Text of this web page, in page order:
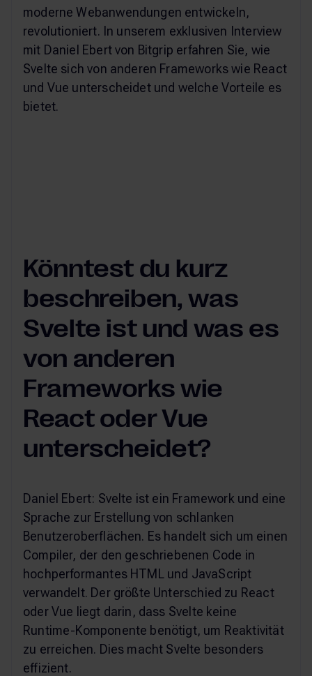
moderne Webanwendungen entwickeln,
revolutioniert. In unserem exklusiven Interview
mit Daniel Ebert von Bitgrip erfahren Sie, wie
Svelte sich von anderen Frameworks wie React
und Vue unterscheidet und welche Vorteile es
bietet.
Könntest du kurz
beschreiben, was
Svelte ist und was es
von anderen
Frameworks wie
React oder Vue
unterscheidet?
Daniel Ebert: Svelte ist ein Framework und eine
Sprache zur Erstellung von schlanken
Benutzeroberflächen. Es handelt sich um einen
Compiler, der den geschriebenen Code in
hochperformantes HTML und JavaScript
verwandelt. Der größte Unterschied zu React
oder Vue liegt darin, dass Svelte keine
Runtime-Komponente benötigt, um Reaktivität
zu erreichen. Dies macht Svelte besonders
effizient.